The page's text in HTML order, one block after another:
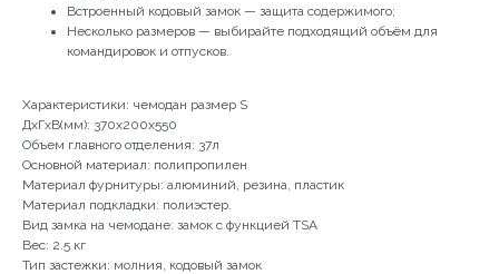
Встроенный кодовый замок — защита содержимого;
Несколько размеров — выбирайте подходящий объём для
командировок и отпусков.
Характеристики: чемодан размер S
ДхГхВ(мм): 370x200x550
Объем главного отделения: 37л
Основной материал: полипропилен
Материал фурнитуры: алюминий, резина, пластик
Материал подкладки: полиэстер.
Вид замка на чемодане: замок с функцией TSA
Вес: 2.5 кг
Тип застежки: молния, кодовый замок